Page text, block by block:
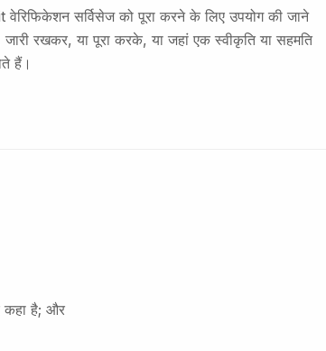
वेरिफिकेशन सर्विसेज को पूरा करने के लिए उपयोग की जाने
रखकर, या पूरा करके, या जहां एक स्वीकृति या सहमति
हैं।
कहा है; और